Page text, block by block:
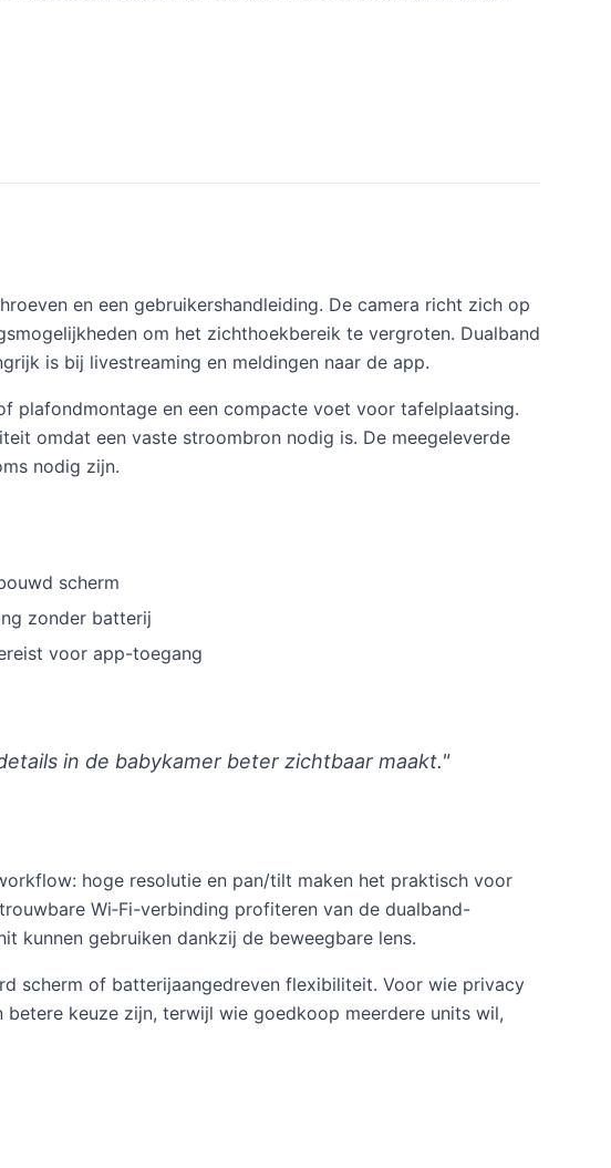
en een gebruikershandleiding. De camera richt zich op
om het zichthoekbereik te vergroten. Dualband
is bij livestreaming en meldingen naar de app.
plafondmontage en een compacte voet voor tafelplaatsing.
omdat een vaste stroombron nodig is. De meegeleverde
nodig zijn.
scherm
zonder batterij
voor app-toegang
in de babykamer beter zichtbaar maakt."
hoge resolutie en pan/tilt maken het praktisch voor
Wi‑Fi-verbinding profiteren van de dualband-
kunnen gebruiken dankzij de beweegbare lens.
scherm of batterijaangedreven flexibiliteit. Voor wie privacy
keuze zijn, terwijl wie goedkoop meerdere units wil,